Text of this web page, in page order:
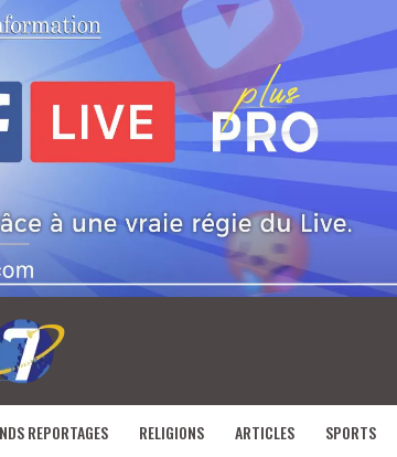
REPORTAGES RELIGIONS ARTICLES SPORTS